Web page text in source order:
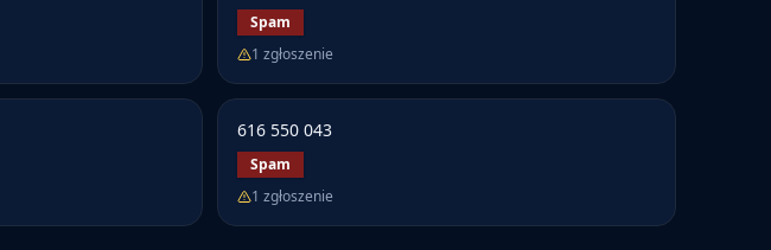
Spam
1 zgłoszenie
616 550 043
Spam
1 zgłoszenie